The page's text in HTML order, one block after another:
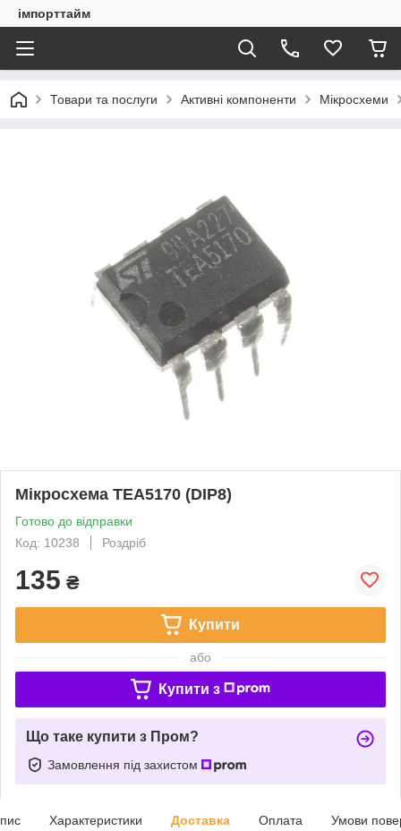
імпорттайм
Товари та послуги Активні компоненти Мікросхеми
Мікросхема TEA5170 (DIP8)
Готово до відправки
Код: 10238
Роздріб
135 ₴
Купити
або
Купити з
Що таке купити з Пром?
Замовлення під захистом
Характеристики Доставка Оплата Умови